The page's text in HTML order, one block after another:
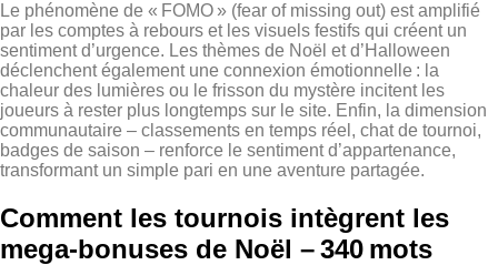
Le phénomène de « FOMO » (fear of missing out) est amplifié
par les comptes à rebours et les visuels festifs qui créent un
sentiment d’urgence. Les thèmes de Noël et d’Halloween
déclenchent également une connexion émotionnelle : la
chaleur des lumières ou le frisson du mystère incitent les
joueurs à rester plus longtemps sur le site. Enfin, la dimension
communautaire – classements en temps réel, chat de tournoi,
badges de saison – renforce le sentiment d’appartenance,
transformant un simple pari en une aventure partagée.
Comment les tournois intègrent les
mega‑bonuses de Noël – 340 mots